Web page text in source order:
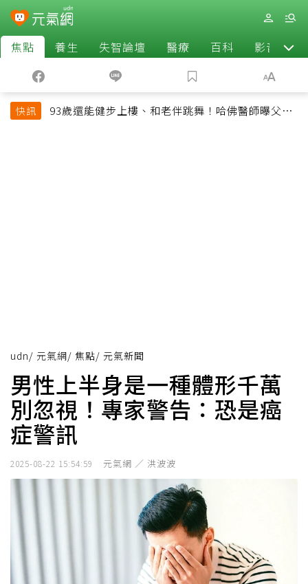
焦點 養生 失智論壇 醫療 百科 影音
快訊
93歲還能健步上樓、和老伴跳舞！哈佛醫師曝父親
udn/ 元氣網/ 焦點/ 元氣新聞
男性上半身是一種體形千萬
別忽視！專家警告：恐是癌
症警訊
2025-08-22 15:54:59 元氣網 ／ 洪波波